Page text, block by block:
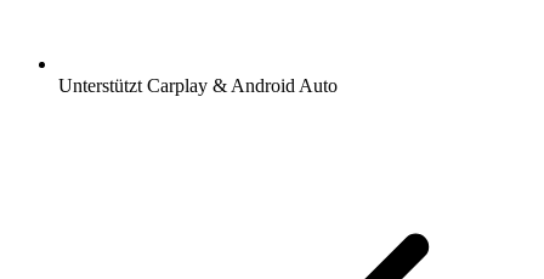
Unterstützt Carplay & Android Auto